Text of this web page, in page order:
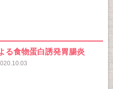
る食物蛋白誘発胃腸炎